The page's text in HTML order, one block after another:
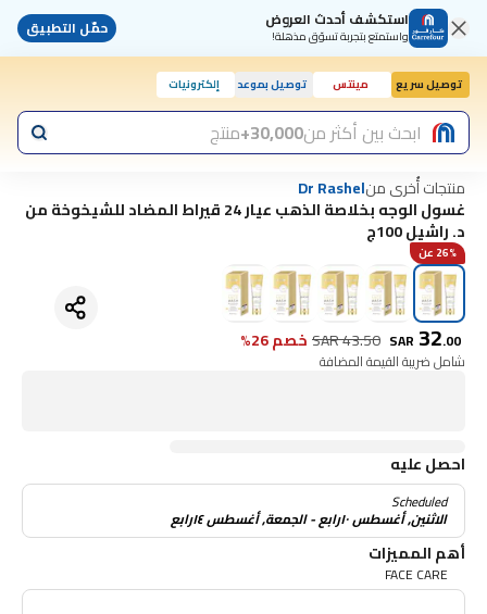
استكشف أحدث العروض
واستمتع بتجربة تسوّق مذهلة! حمّل التطبيق
توصيل سريع مينتس توصيل بموعد إلكترونيات
ابحث بين أكثر من30,000+ منتج
منتجات أُخرى منDr Rashel
غسول الوجه بخلاصة الذهب عيار 24 قيراط المضاد للشيخوخة من
د. راشيل 100ج
26% عن
SAR 32.00
SAR43.50 خصم 26%
شامل ضريبة القيمة المضافة
احصل عليه
Scheduled
الاثنين, أغسطس ١٠رابع - الجمعة, أغسطس ١٤رابع
أهم المميزات
FACE CARE